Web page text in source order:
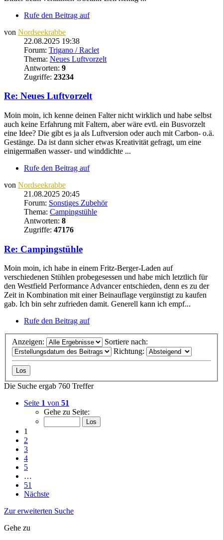
Rufe den Beitrag auf
von Nordseekrabbe
22.08.2025 19:38
Forum: Trigano / Raclet
Thema: Neues Luftvorzelt
Antworten: 9
Zugriffe: 23234
Re: Neues Luftvorzelt
Moin moin, ich kenne deinen Falter nicht wirklich und habe selbst
auch keine Erfahrung mit Faltern, aber wäre evtl. ein Busvorzelt
eine Idee? Die gibt es ja als Luftversion oder auch mit Carbon- o.ä.
Gestänge. Da ist dann sicher etwas Kreativität gefragt, um eine
einigermaßen wasser- und winddichte ...
Rufe den Beitrag auf
von Nordseekrabbe
21.08.2025 20:45
Forum: Sonstiges Zubehör
Thema: Campingstühle
Antworten: 8
Zugriffe: 47176
Re: Campingstühle
Moin moin, ich habe in einem Fritz-Berger-Laden auf
verschiedenen Stühlen probegesessen und habe mich letztlich für
den Westfield Performance Advancer entschieden, denn es zu der
Zeit in Kombination mit einer Beinauflage vergünstigt zu kaufen
gab. Ich bin sehr zufrieden damit. Generell kann ich empf...
Rufe den Beitrag auf
Anzeigen:
Sortiere nach:
Richtung:
Die Suche ergab 760 Treffer
Seite 1 von 51
Gehe zu Seite:
1
2
3
4
5
…
51
Nächste
Zur erweiterten Suche
Gehe zu